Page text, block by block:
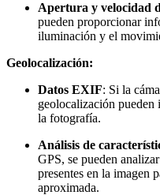
Apertura y velocidad
pueden proporcionar
iluminación y el
Geolocalización:
Datos EXIF: Si la
geolocalización pueden
la fotografía.
Análisis de
GPS, se pueden
presentes en la imagen
aproximada.